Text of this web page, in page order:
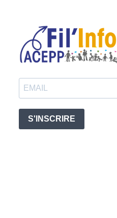
JUIN
Fil’Info Acepp N°41 – Mai
2026
Actus